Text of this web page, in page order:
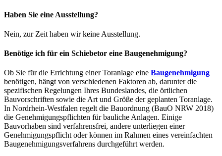
Haben Sie eine Ausstellung?
Nein, zur Zeit haben wir keine Ausstellung.
Benötige ich für ein Schiebetor eine Baugenehmigung?
Ob Sie für die Errichtung einer Toranlage eine Baugenehmigung
benötigen, hängt von verschiedenen Faktoren ab, darunter die
spezifischen Regelungen Ihres Bundeslandes, die örtlichen
Bauvorschriften sowie die Art und Größe der geplanten Toranlage.
In Nordrhein-Westfalen regelt die Bauordnung (BauO NRW 2018)
die Genehmigungspflichten für bauliche Anlagen. Einige
Bauvorhaben sind verfahrensfrei, andere unterliegen einer
Genehmigungspflicht oder können im Rahmen eines vereinfachten
Baugenehmigungsverfahrens durchgeführt werden.